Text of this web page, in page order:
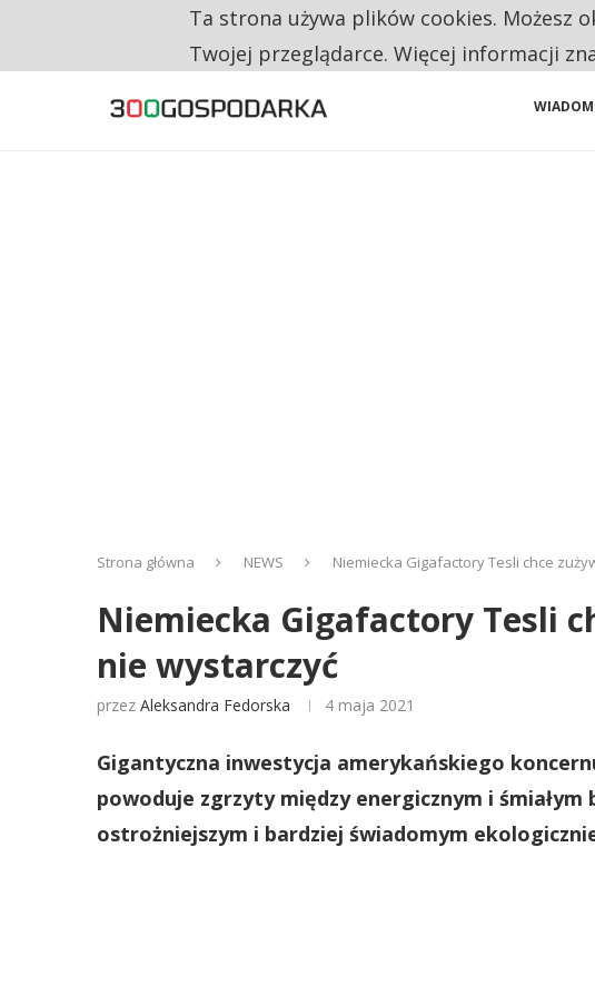
RESTRYKCJE CHIN UDERZAJĄ W EUROPEJSKI PRZEMYSŁ.
Strona główna NEWS Niemiecka Gigafactory Tesli chce
Niemiecka Gigafactory Tesli
nie wystarczyć
przez Aleksandra Fedorska 4 maja 2021
Gigantyczna inwestycja amerykańskiego
powoduje zgrzyty między energicznym i śmiałym
ostrożniejszym i bardziej świadomym
Ta strona używa plików cookies. Możesz
Twojej przeglądarce. Więcej informacji